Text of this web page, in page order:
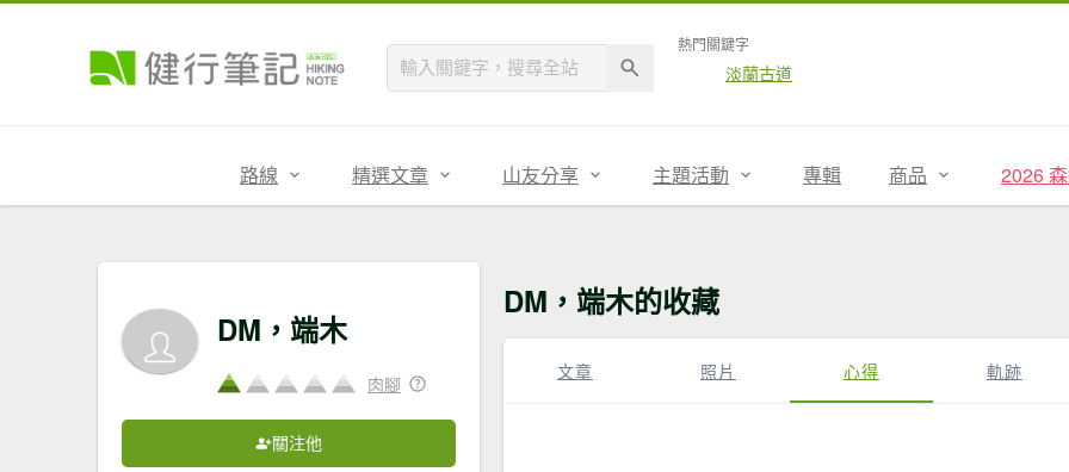
熱門關鍵字
淡蘭古道
路線 精選文章 山友分享 主題活動 專輯 商品 2026
DM，端木
肉腳
關注他
DM，端木的收藏
文章 照片 心得 軌跡